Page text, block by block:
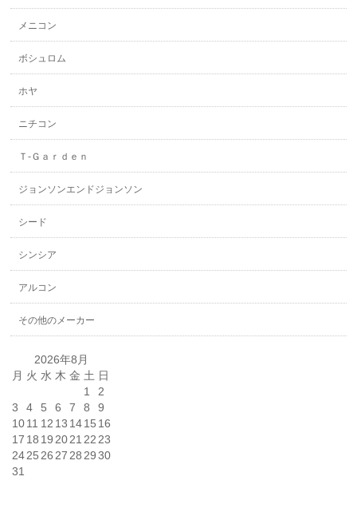
メニコン
ボシュロム
ホヤ
ニチコン
Ｔ-Ｇａｒｄｅｎ
ジョンソンエンドジョンソン
シード
シンシア
アルコン
その他のメーカー
2026年8月
月 火 水 木 金 土 日
1
2
3
4 5 6 7 8
9
1011 12 13 1415 16
17 18 19 2021 22 23
2425 26 27 28 29 30
31